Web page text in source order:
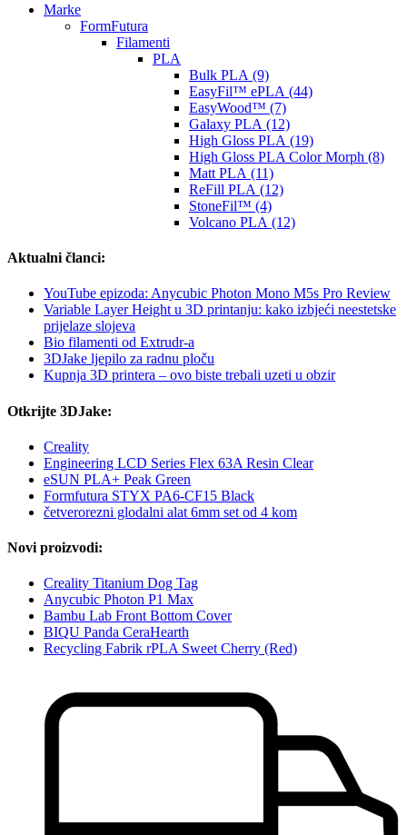
Marke
FormFutura
Filamenti
PLA
Bulk PLA (9)
EasyFil™ ePLA (44)
EasyWood™ (7)
Galaxy PLA (12)
High Gloss PLA (19)
High Gloss PLA Color Morph (8)
Matt PLA (11)
ReFill PLA (12)
StoneFil™ (4)
Volcano PLA (12)
Aktualni članci:
YouTube epizoda: Anycubic Photon Mono M5s Pro Review
Variable Layer Height u 3D printanju: kako izbjeći neestetske
prijelaze slojeva
Bio filamenti od Extrudr-a
3DJake ljepilo za radnu ploču
Kupnja 3D printera – ovo biste trebali uzeti u obzir
Otkrijte 3DJake:
Creality
Engineering LCD Series Flex 63A Resin Clear
eSUN PLA+ Peak Green
Formfutura STYX PA6-CF15 Black
četverorezni glodalni alat 6mm set od 4 kom
Novi proizvodi:
Creality Titanium Dog Tag
Anycubic Photon P1 Max
Bambu Lab Front Bottom Cover
BIQU Panda CeraHearth
Recycling Fabrik rPLA Sweet Cherry (Red)